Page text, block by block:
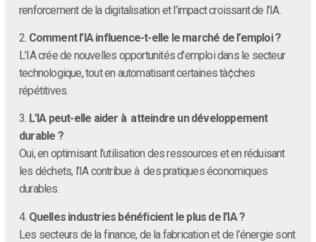
renforcement de la digitalisation et l’impact croissant de l’IA.
2. Comment l’IA influence-t-elle le marché de l’emploi ?
L’IA crée de nouvelles opportunités d’emploi dans le secteur
technologique, tout en automatisant certaines tà¢ches
répétitives.
3. L’IA peut-elle aider à atteindre un développement
durable ?
Oui, en optimisant l’utilisation des ressources et en réduisant
les déchets, l’IA contribue à des pratiques économiques
durables.
4. Quelles industries bénéficient le plus de l’IA ?
Les secteurs de la finance, de la fabrication et de l’énergie sont